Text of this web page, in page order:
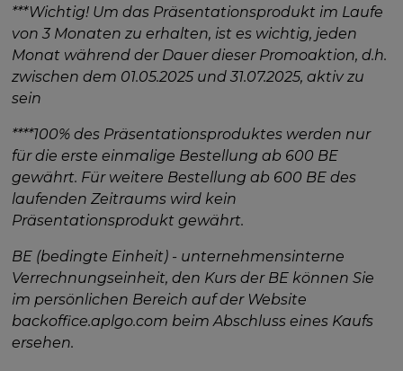
***Wichtig! Um das Präsentationsprodukt im Laufe
von 3 Monaten zu erhalten, ist es wichtig, jeden
Monat während der Dauer dieser Promoaktion, d.h.
zwischen dem 01.05.2025 und 31.07.2025, aktiv zu
sein
****100% des Präsentationsproduktes werden nur
für die erste einmalige Bestellung ab 600 BE
gewährt. Für weitere Bestellung ab 600 BE des
laufenden Zeitraums wird kein
Präsentationsprodukt gewährt.
BE (bedingte Einheit) - unternehmensinterne
Verrechnungseinheit, den Kurs der BE können Sie
im persönlichen Bereich auf der Website
backoffice.aplgo.com beim Abschluss eines Kaufs
ersehen.